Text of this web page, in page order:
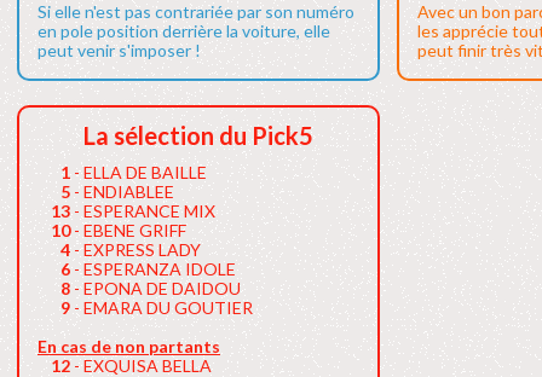
Si elle n'est pas contrariée par son numéro
en pole position derrière la voiture, elle
peut venir s'imposer !
Avec un bon
les apprécie
peut finir très
La sélection du Pick5
1- ELLA DE BAILLE
5- ENDIABLEE
13- ESPERANCE MIX
10- EBENE GRIFF
4- EXPRESS LADY
6- ESPERANZA IDOLE
8- EPONA DE DAIDOU
9- EMARA DU GOUTIER
En cas de non partants
12- EXQUISA BELLA